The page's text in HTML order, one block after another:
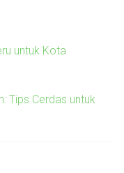
untuk Kota
Tips Cerdas untuk